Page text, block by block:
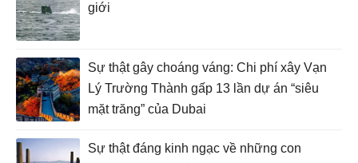
giới
Sự thật gây choáng váng: Chi phí xây Vạn
Lý Trường Thành gấp 13 lần dự án “siêu
mặt trăng” của Dubai
Sự thật đáng kinh ngạc về những con